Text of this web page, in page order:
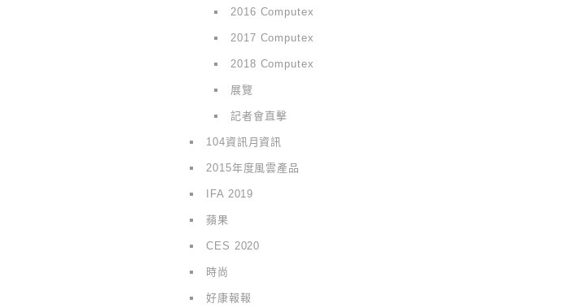
2016 Computex
2017 Computex
2018 Computex
展覽
記者會直擊
104資訊月資訊
2015年度風雲產品
IFA 2019
蘋果
CES 2020
時尚
好康報報